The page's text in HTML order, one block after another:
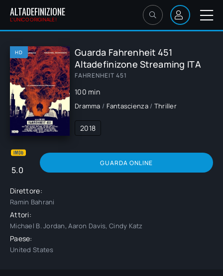
ALTADEFINIZIONE
L'UNICO ORIGINALE!
HD
Guarda Fahrenheit 451
Altadefinizone Streaming ITA
FAHRENHEIT 451
100 min
Dramma / Fantascienza/ Thriller
2018
5.0
GUARDA ONLINE
Direttore:
Ramin Bahrani
Attori:
Michael B. Jordan, Aaron Davis, Cindy Katz
Paese:
United States